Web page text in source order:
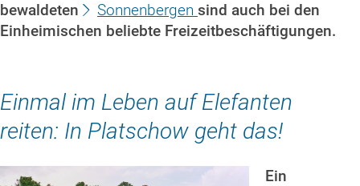
bewaldeten
Sonnenbergen sind auch bei den
Einheimischen beliebte Freizeitbeschäftigungen.
Einmal im Leben auf Elefanten
reiten: In Platschow geht das!
Ein